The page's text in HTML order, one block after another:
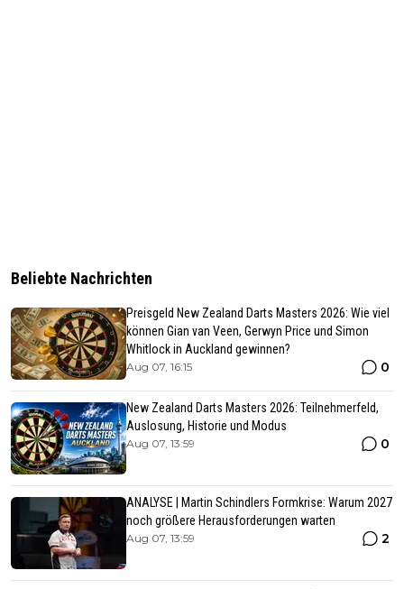
Beliebte Nachrichten
Preisgeld New Zealand Darts Masters 2026: Wie viel
können Gian van Veen, Gerwyn Price und Simon
Whitlock in Auckland gewinnen?
Aug 07, 16:15 0
New Zealand Darts Masters 2026: Teilnehmerfeld,
Auslosung, Historie und Modus
Aug 07, 13:59 0
ANALYSE | Martin Schindlers Formkrise: Warum 2027
noch größere Herausforderungen warten
Aug 07, 13:59 2